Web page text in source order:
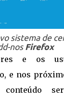
sistema de
nos Firefox
e os
e nos